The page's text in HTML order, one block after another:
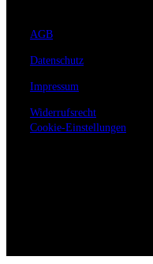
AGB
Datenschutz
Impressum
Widerrufsrecht
Cookie-Einstellungen